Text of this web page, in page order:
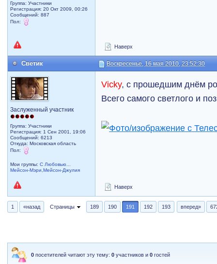
Группа: Участники
Регистрация: 20 Окт 2009, 00:26
Сообщений: 887
Пол:
Наверх
Светик Воскресенье, 16 мая 2010, 23:52:30
Заслуженный участник
Группа: Участники
Регистрация: 1 Сен 2001, 19:06
Сообщений: 6213
Откуда: Московская область
Пол:
Мои группы:С Любовью...
Мейсон-Мэри,Мейсон-Джулия
Vicky, с прошедшим днём
Всего самого светлого и
Наверх
1 «назад Страницы 189 190 191 192 193 вперед»
0 посетителей читают эту тему:0 участников и0 гостей